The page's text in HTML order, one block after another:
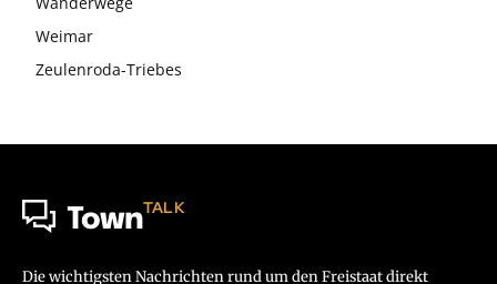
Weimar
Zeulenroda-Triebes
TownTALK
Die wichtigsten Nachrichten rund um den Freistaat direkt